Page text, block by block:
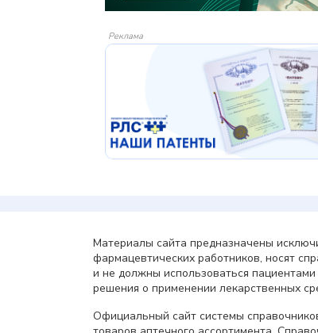
Реклама
Материалы сайта предназначены
фармацевтических работников, носят
и не должны использоваться пациентами
решения о применении лекарственных
Официальный сайт системы